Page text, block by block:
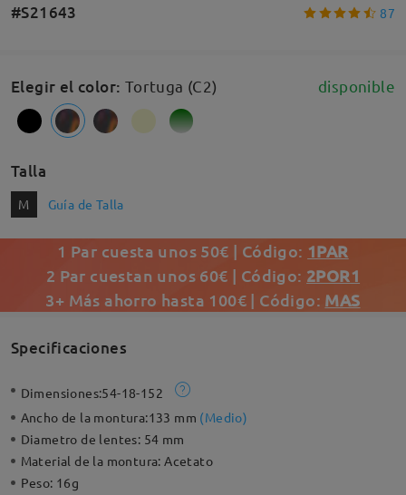
#S21643 87
Elegir el color: Tortuga (C2) disponible
Talla
M Guía de Talla
1 Par cuesta unos 50€ | Código: 1PAR
2 Par cuestan unos 60€ | Código: 2POR1
3+ Más ahorro hasta 100€ | Código: MAS
Specificaciones
Dimensiones:54-18-152
Ancho de la montura:133 mm (Medio)
Diametro de lentes: 54 mm
Material de la montura:Acetato
Peso: 16g